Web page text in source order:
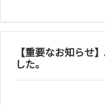
【重要なお知らせ
した。